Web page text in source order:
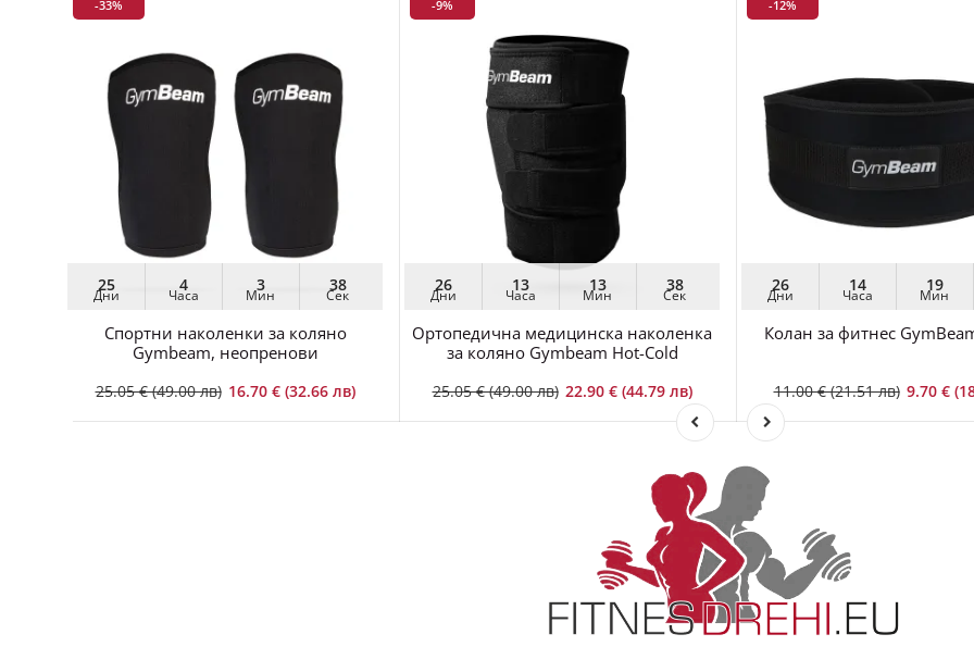
Дни Часа Мин Сек
Спортни наколенки за коляно
Gymbeam, неопренови
Дни
13
Часа
13
Мин Сек
Ортопедична медицинска наколенка
за коляно Gymbeam Hot-Cold
Дни Часа Мин
Колан за фитнес